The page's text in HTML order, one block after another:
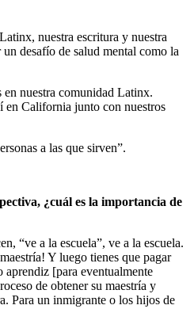
nuestra escritura y nuestra
desafío de salud mental como la
en nuestra comunidad Latinx.
en California junto con nuestros
a las que sirven”.
¿cuál es la importancia de
“ve a la escuela”, ve a la escuela.
Y luego tienes que pagar
aprendiz [para eventualmente
de obtener su maestría y
Para un inmigrante o los hijos de